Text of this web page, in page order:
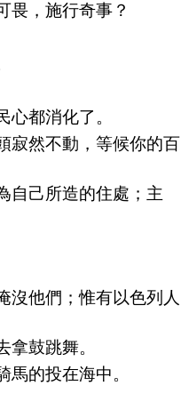
畏，施行奇事？
都消化了。
寂然不動，等候你的百
自己所造的住處；主
沒他們；惟有以色列人
鼓跳舞。
的投在海中。